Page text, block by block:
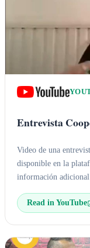
Entrevista
Video de una
disponible en la
información
Read in YouTube